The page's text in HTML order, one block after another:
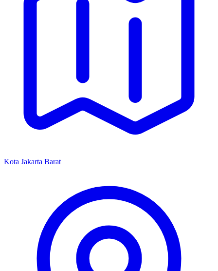
Kota Jakarta Barat